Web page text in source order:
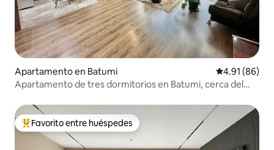
Apartamento en Batumi Calificación
4.91 (86)
Apartamento de tres dormitorios en Batumi, cerca del
Favorito entre huéspedes preferido
Favorito entre huéspedes